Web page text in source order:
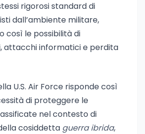
rigorosi standard di
dall’ambiente militare,
così le possibilità di
attacchi informatici e perdita
U.S. Air Force risponde così
di proteggere le
nel contesto di
cosiddetta guerra ibrida,